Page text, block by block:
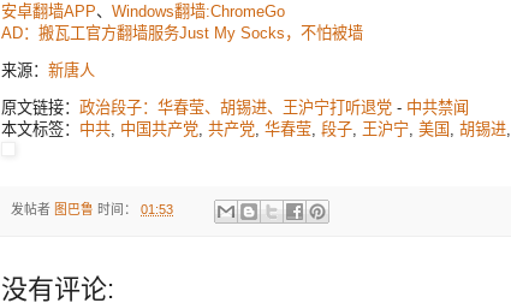
安卓翻墙APP、 Windows翻墙:ChromeGo
AD：搬瓦工官方翻墙服务Just My Socks，不怕被墙
来源： 新唐人
原文链接： 政治段子：华春莹、胡锡进、王沪宁打听退党 - 中共禁闻
本文标签： 中共, 中国共产党, 共产党, 华春莹, 段子, 王沪宁, 美国 , 胡锡进,
发帖者 图巴鲁 时间： 01:53
没有评论: